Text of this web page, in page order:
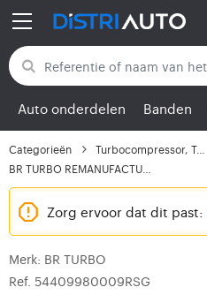
Terug naar categorieën
Auto onderdelen Banden
Categorieën Turbocompressor, Turbo
Zorg ervoor dat dit past:
Merk: BR TURBO
Ref. 54409980009RSG